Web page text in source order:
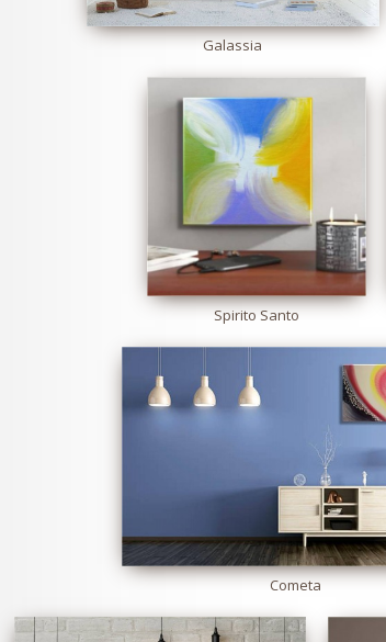
Galassia
Spirito Santo
Cometa